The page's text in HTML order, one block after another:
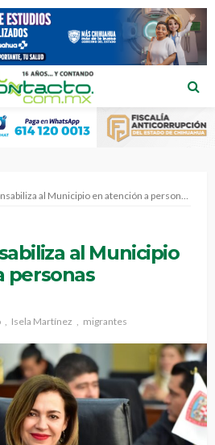
al Municipio en atención a personas migrantes
al Municipio
personas
Isela Martínez migrantes